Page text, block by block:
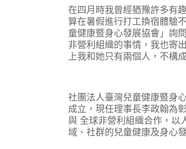
在四月時我曾經猶豫許多有
算在暑假進行打工換宿體驗
童健康暨身心發展協會」詢
非營利組織的事情，我也寄
上我和她只有兩個人，不構
社團法人臺灣兒童健康暨身
成立，現任理事長李政翰為
與 全球非營利組織合作，以
域、社群的兒童健康及身心